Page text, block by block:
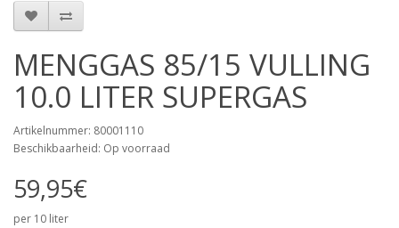
MENGGAS 85/15 VULLING
10.0 LITER SUPERGAS
Artikelnummer: 80001110
Beschikbaarheid: Op voorraad
59,95€
per 10 liter